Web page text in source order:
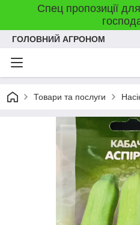
Спец пропозиції
ГОЛОВНИЙ АГРОНОМ
Товари та послуги